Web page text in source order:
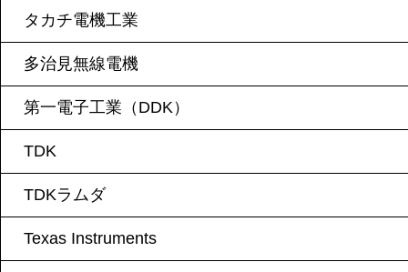
タカチ電機工業
多治見無線電機
第一電子工業（DDK）
TDK
TDKラムダ
Texas Instruments